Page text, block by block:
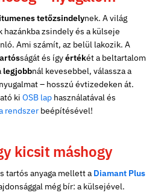
tetőzsindelynek. A világ
zsindely és a külseje
Ami számít, az belül lakozik. A
ságát és ígyértékét a beltartalom
legjobbnál kevesebbel, válassza a
– hosszú évtizedeken át.
ki OSB lap használatával és
rendszer beépítésével!
kicsit máshogy
tartós anyaga mellett a Diamant Plus
még bír: a külsejével.